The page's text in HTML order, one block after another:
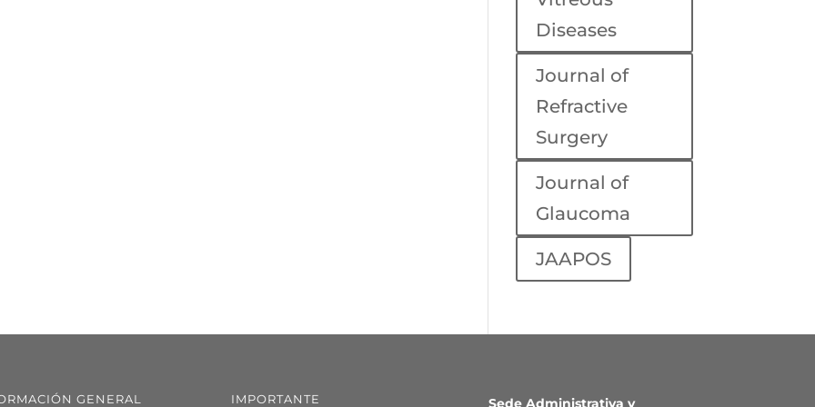
Diseases
Journal of
Refractive
Surgery
Journal of
Glaucoma
JAAPOS
GENERAL IMPORTANTE Sede Administrativa y